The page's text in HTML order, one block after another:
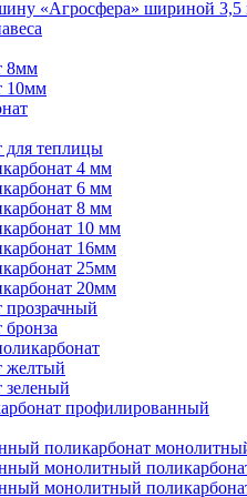
«Агросфера» шириной 3,5
8мм
10мм
для теплицы
4 мм
6 мм
8 мм
10 мм
16мм
25мм
20мм
прозрачный
желтый
зеленый
профилированный
поликарбонат
монолитный
монолитный